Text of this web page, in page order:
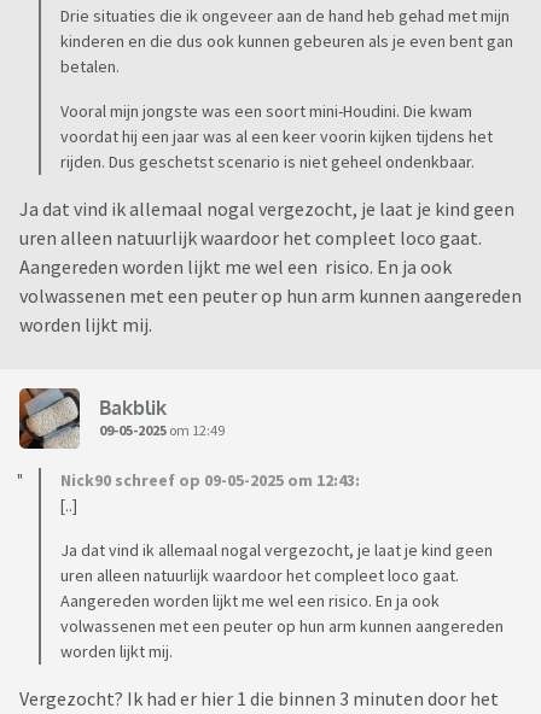
Drie situaties die ik ongeveer aan de hand heb gehad met mijn
kinderen en die dus ook kunnen gebeuren als je even bent gan
betalen.
Vooral mijn jongste was een soort mini-Houdini. Die kwam
voordat hij een jaar was al een keer voorin kijken tijdens het
rijden. Dus geschetst scenario is niet geheel ondenkbaar.
Ja dat vind ik allemaal nogal vergezocht, je laat je kind geen
uren alleen natuurlijk waardoor het compleet loco gaat.
Aangereden worden lijkt me wel een risico. En ja ook
volwassenen met een peuter op hun arm kunnen aangereden
worden lijkt mij.
Bakblik
09-05-2025 om 12:49
Nick90 schreef op 09-05-2025 om 12:43:
[..]
Ja dat vind ik allemaal nogal vergezocht, je laat je kind geen
uren alleen natuurlijk waardoor het compleet loco gaat.
Aangereden worden lijkt me wel een risico. En ja ook
volwassenen met een peuter op hun arm kunnen aangereden
worden lijkt mij.
Vergezocht? Ik had er hier 1 die binnen 3 minuten door het